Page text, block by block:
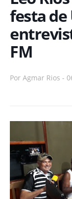
festa de
FM
Por Agmar Rios -